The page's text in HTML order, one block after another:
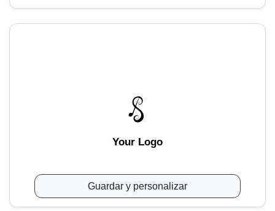
Your Logo
Guardar y personalizar